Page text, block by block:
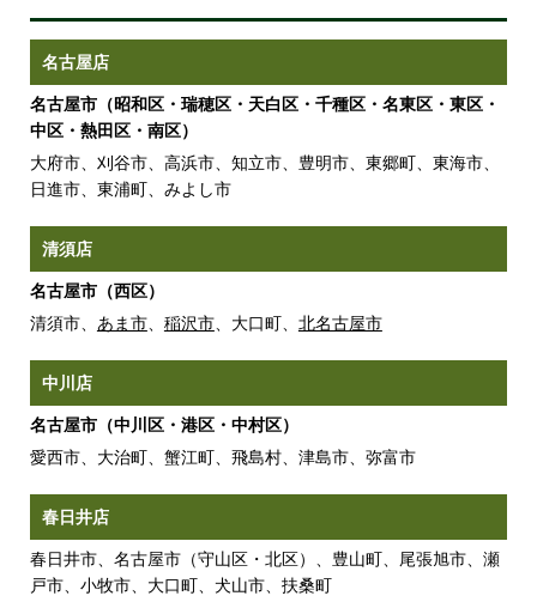
名古屋店
名古屋市（昭和区・瑞穂区・天白区・千種区・名東区・東区・
中区・熱田区・南区）
大府市、刈谷市、高浜市、知立市、豊明市、東郷町、東海市、
日進市、東浦町、みよし市
清須店
名古屋市（西区）
清須市、 あま市、 稲沢市、大口町、 北名古屋市
中川店
名古屋市（中川区・港区・中村区）
愛西市、大治町、蟹江町、飛島村、津島市、弥富市
春日井店
春日井市、名古屋市（守山区・北区）、豊山町、尾張旭市、瀬
戸市、小牧市、大口町、犬山市、扶桑町